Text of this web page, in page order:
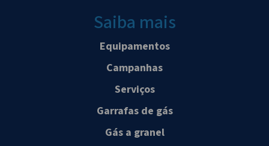
Saiba mais
Equipamentos
Campanhas
Serviços
Garrafas de gás
Gás a granel